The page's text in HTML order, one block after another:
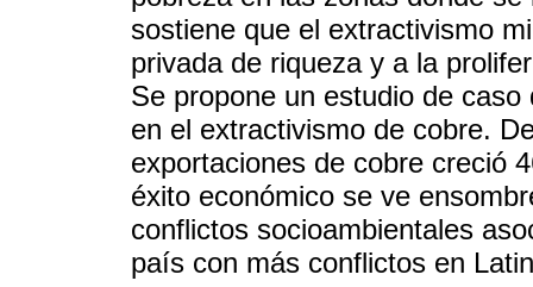
sostiene que el extractivismo
privada de riqueza y a la
Se propone un estudio de
en el extractivismo de cobre.
exportaciones de cobre creció
éxito económico se ve
conflictos socioambientales
país con más conflictos en